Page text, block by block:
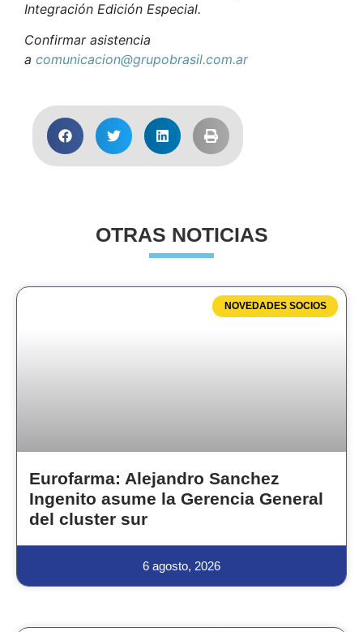
Integración Edición Especial.
Confirmar asistencia
a comunicacion@grupobrasil.com.ar
OTRAS NOTICIAS
NOVEDADES SOCIOS
Eurofarma: Alejandro Sanchez
Ingenito asume la Gerencia General
del cluster sur
6 agosto, 2026